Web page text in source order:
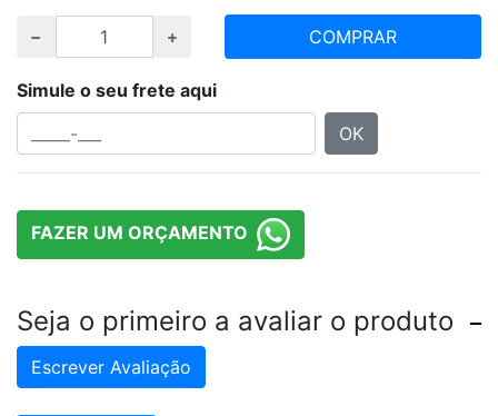
COMPRAR
Simule o seu frete aqui
OK
FAZER UM ORÇAMENTO
Seja o primeiro a avaliar o produto
Escrever Avaliação